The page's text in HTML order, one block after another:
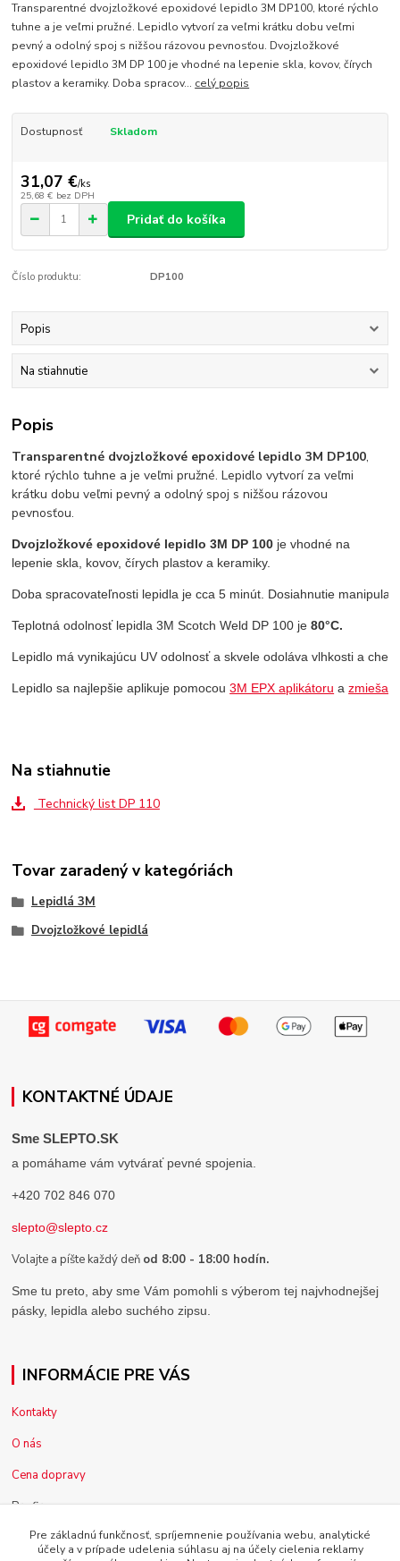
Transparentné dvojzložkové epoxidové lepidlo 3M DP100, ktoré rýchlo
tuhne a je veľmi pružné. Lepidlo vytvorí za veľmi krátku dobu veľmi
pevný a odolný spoj s nižšou rázovou pevnosťou. Dvojzložkové
epoxidové lepidlo 3M DP 100 je vhodné na lepenie skla, kovov, čírych
plastov a keramiky. Doba spracov... celý popis
Dostupnosť Skladom
31,07 €/ks
25,68 € bez DPH
Pridať do košíka
Číslo produktu: DP100
Popis
Na stiahnutie
Popis
Transparentné dvojzložkové epoxidové lepidlo 3M DP100,
ktoré rýchlo tuhne a je veľmi pružné. Lepidlo vytvorí za veľmi
krátku dobu veľmi pevný a odolný spoj s nižšou rázovou
pevnosťou.
Dvojzložkové epoxidové lepidlo 3M DP 100 je vhodné na
lepenie skla, kovov, čírych plastov a keramiky.
Doba spracovateľnosti lepidla je cca 5 minút. Dosiahnutie
Teplotná odolnosť lepidla 3M Scotch Weld DP 100 je 80°C.
Lepidlo má vynikajúcu UV odolnosť a skvele odoláva vlhkosti a
Lepidlo sa najlepšie aplikuje pomocou 3M EPX aplikátoru a
Na stiahnutie
Technický list DP 110
Tovar zaradený v kategóriách
Lepidlá 3M
Dvojzložkové lepidlá
KONTAKTNÉ ÚDAJE
Sme SLEPTO.SK
a pomáhame vám vytvárať pevné spojenia.
+420 702 846 070
slepto@slepto.cz
Volajte a píšte každý deň od 8:00 - 18:00 hodín.
Sme tu preto, aby sme Vám pomohli s výberom tej najvhodnejšej
pásky, lepidla alebo suchého zipsu.
INFORMÁCIE PRE VÁS
Kontakty
O nás
Cena dopravy
Pre firmy
Reklamácia tovaru
Pre základnú funkčnosť, spríjemnenie používania webu, analytické
účely a v prípade udelenia súhlasu aj na účely cielenia reklamy